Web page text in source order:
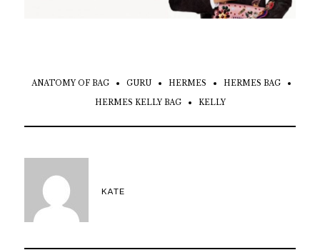
ANATOMY OF BAG GURU HERMES HERMES BAG
HERMES KELLY BAG KELLY
KATE